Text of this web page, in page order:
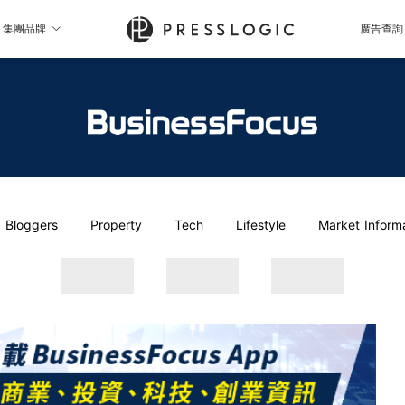
集團品牌 廣告查詢
Bloggers Property Tech Lifestyle Market